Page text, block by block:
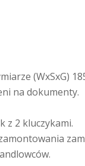
(WxSxG)
na dokumenty.
z 2 kluczykami.